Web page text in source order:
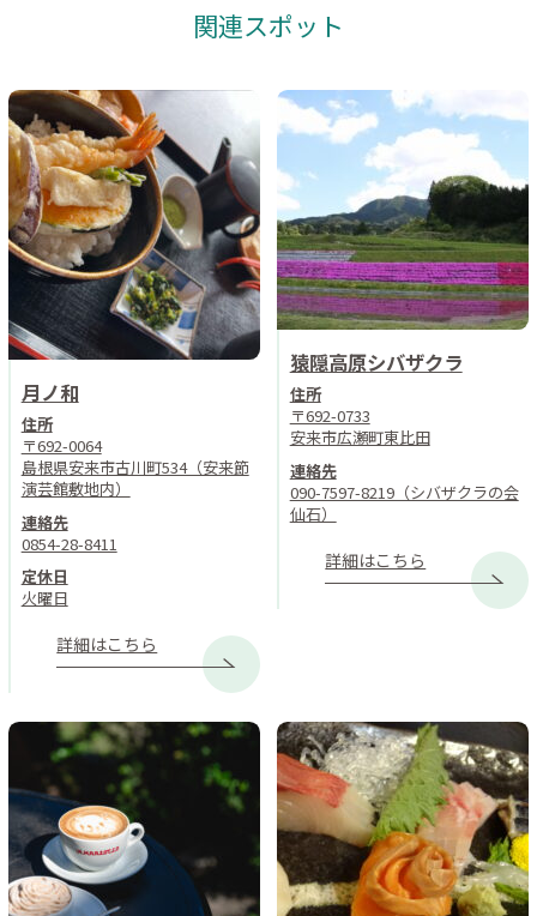
関連スポット
月ノ和
住所
〒692-0064
島根県安来市古川町534（安来節
演芸館敷地内）
連絡先
0854-28-8411
定休日
火曜日
詳細はこちら
猿隠高原シバザクラ
住所
〒692-0733
安来市広瀬町東比田
連絡先
090-7597-8219（シバザクラの会
仙石）
詳細はこちら